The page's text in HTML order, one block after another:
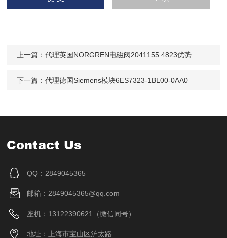
上一篇：代理英国NORGREN电磁阀2041155.4823优势
下一篇：代理德国Siemens模块6ES7323-1BL00-0AA0
Contact Us
QQ：2849045365
邮箱：2849045365@qq.com
座机：13122390621（微信同号）
地址：上海市宝山区沪太路